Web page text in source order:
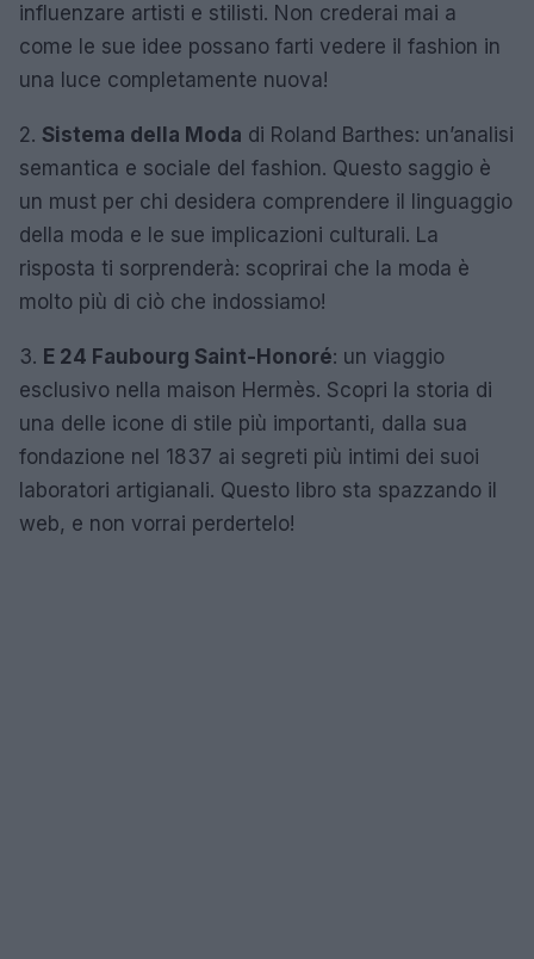
influenzare artisti e stilisti. Non crederai mai a
come le sue idee possano farti vedere il fashion in
una luce completamente nuova!
2. Sistema della Moda di Roland Barthes: un’analisi
semantica e sociale del fashion. Questo saggio è
un must per chi desidera comprendere il linguaggio
della moda e le sue implicazioni culturali. La
risposta ti sorprenderà: scoprirai che la moda è
molto più di ciò che indossiamo!
3. E 24 Faubourg Saint-Honoré: un viaggio
esclusivo nella maison Hermès. Scopri la storia di
una delle icone di stile più importanti, dalla sua
fondazione nel 1837 ai segreti più intimi dei suoi
laboratori artigianali. Questo libro sta spazzando il
web, e non vorrai perdertelo!